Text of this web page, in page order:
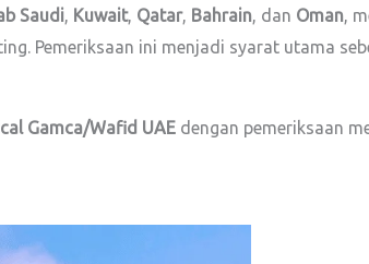
Saudi, Kuwait, Qatar, Bahrain, dan Oman,
Pemeriksaan ini menjadi syarat utama
Gamca/Wafid UAE dengan pemeriksaan